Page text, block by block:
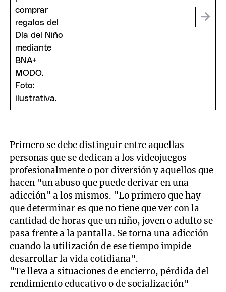
Primero se debe distinguir entre aquellas
personas que se dedican a los videojuegos
profesionalmente o por diversión y aquellos que
hacen "un abuso que puede derivar en una
adicción" a los mismos. "Lo primero que hay
que determinar es que no tiene que ver con la
cantidad de horas que un niño, joven o adulto se
pasa frente a la pantalla. Se torna una adicción
cuando la utilización de ese tiempo impide
desarrollar la vida cotidiana".
"Te lleva a situaciones de encierro, pérdida del
rendimiento educativo o de socialización"